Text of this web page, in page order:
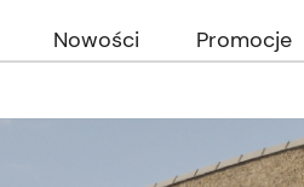
Nowości Promocje